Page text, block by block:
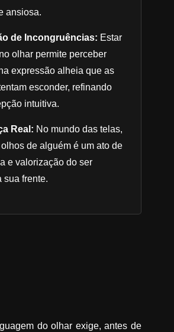
ansiosa.
de Incongruências: Estar
olhar permite perceber
expressão alheia que as
esconder, refinando
intuitiva.
Real: No mundo das telas,
de alguém é um ato de
e valorização do ser
sua frente.
do olhar exige, antes de